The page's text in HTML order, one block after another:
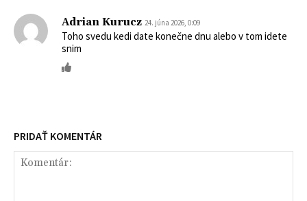
Adrian Kurucz 24. júna 2026, 0:09
Toho svedu kedi date konečne dnu alebo v tom idete
snim
PRIDAŤ KOMENTÁR